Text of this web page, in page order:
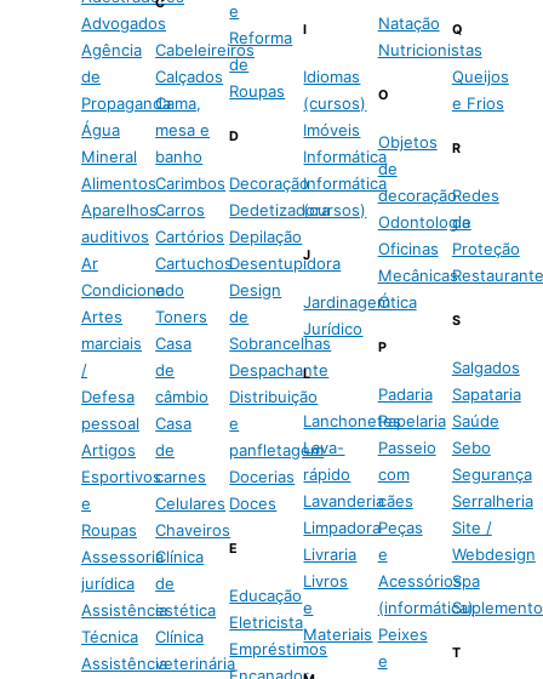
Advogados
Agência
de
Propaganda
Água
Mineral
Alimentos
Aparelhos
auditivos
Ar
Condicionado
Artes
marciais
/
Defesa
pessoal
Artigos
Esportivos
e
Roupas
Assessoria
jurídica
Assistência
Técnica
Assistência
Cabeleireiros
Calçados
Cama,
mesa e
banho
Carimbos
Carros
Cartórios
Cartuchos
e
Toners
Casa
de
câmbio
Casa
de
carnes
Celulares
Chaveiros
Clínica
de
estética
Clínica
veterinária
e
Reforma
de
Roupas
D
Decoração
Dedetizadora
Depilação
Desentupidora
Design
de
Sobrancelhas
Despachante
Distribuição
e
panfletagem
Docerias
Doces
E
Educação
Eletricista
Empréstimos
I
Idiomas
(cursos)
Imóveis
Informática
Informática
(cursos)
J
Jardinagem
Jurídico
L
Lanchonetes
Lava-
rápido
Lavanderia
Limpadora
Livraria
Livros
e
Materiais
Natação
Nutricionistas
O
Objetos
de
decoração
Odontologia
Oficinas
Mecânicas
Ótica
P
Padaria
Papelaria
Passeio
com
cães
Peças
e
Acessórios
(informática)
Peixes
e
Q
Queijos
e Frios
R
Redes
de
Proteção
S
Salgados
Sapataria
Saúde
Sebo
Segurança
Serralheria
Site /
Webdesign
Spa
T